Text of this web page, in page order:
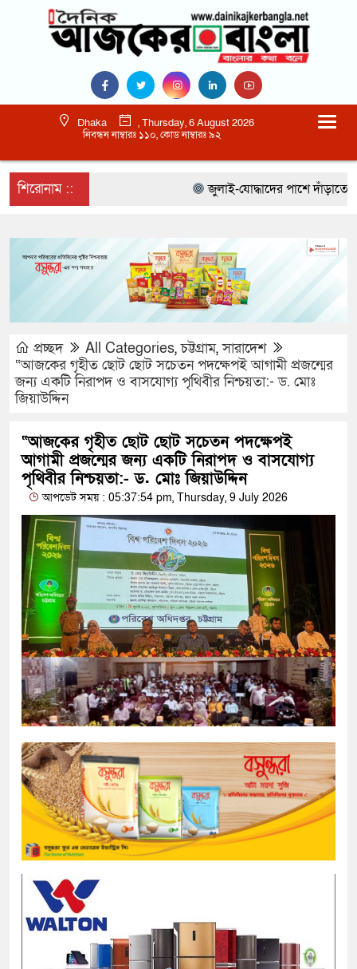
Dhaka
, Thursday, 6 August 2026
নিবন্ধন নাম্বারঃ ১১০, কোড নাম্বারঃ ৯২
শিরোনাম :: জুলাই-যোদ্ধাদের পাশে দাঁড়াতে হবে
প্রচ্ছদ All Categories,চট্টগ্রাম,সারাদেশ
“আজকের গৃহীত ছোট ছোট সচেতন পদক্ষেপই আগামী প্রজন্মের
জন্য একটি নিরাপদ ও বাসযোগ্য পৃথিবীর নিশ্চয়তা:- ড. মোঃ
জিয়াউদ্দিন
“আজকের গৃহীত ছোট ছোট সচেতন পদক্ষেপই
আগামী প্রজন্মের জন্য একটি নিরাপদ ও বাসযোগ্য
পৃথিবীর নিশ্চয়তা:- ড. মোঃ জিয়াউদ্দিন
আপডেট সময় : 05:37:54 pm, Thursday, 9 July 2026